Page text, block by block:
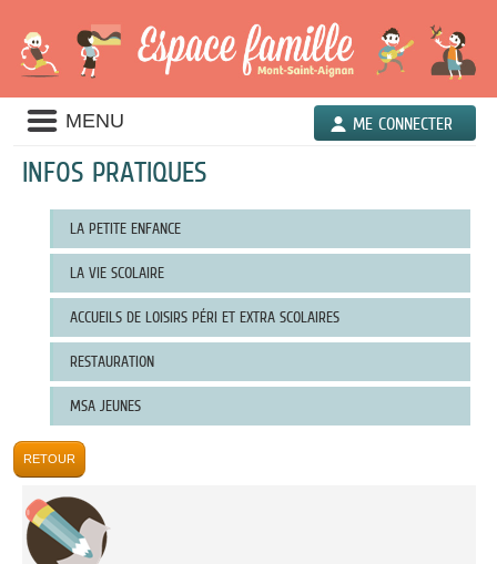
Liste
des
MENU ME CONNECTER
INFOS PRATIQUES
catégories
d'information
LA PETITE ENFANCE
LA VIE SCOLAIRE
ACCUEILS DE LOISIRS PÉRI ET EXTRA SCOLAIRES
RESTAURATION
MSA JEUNES